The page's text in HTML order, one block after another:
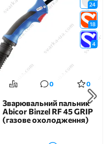
24
18
4
0 0
Зварювальний пальник
Abicor Binzel RF 45 GRIP
(газове охолодження)